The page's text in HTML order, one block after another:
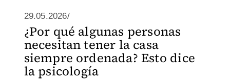
29.05.2026/
¿Por qué algunas personas
necesitan tener la casa
siempre ordenada? Esto dice
la psicología